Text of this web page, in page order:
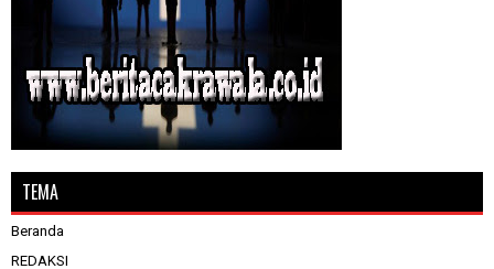
TEMA
Beranda
REDAKSI